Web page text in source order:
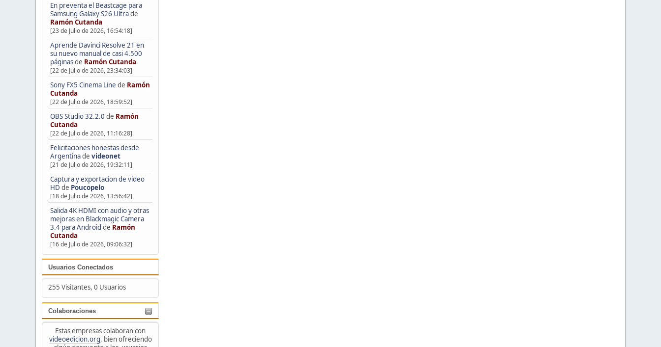
En preventa el Beastcage para
Samsung Galaxy S26 Ultrade
Ramón Cutanda
[23 de Julio de 2026, 16:54:18]
Aprende Davinci Resolve 21 en
su nuevo manual de casi 4.500
páginasde Ramón Cutanda
[22 de Julio de 2026, 23:34:03]
Sony FX5 Cinema Line de Ramón
Cutanda
[22 de Julio de 2026, 18:59:52]
OBS Studio 32.2.0 de Ramón
Cutanda
[22 de Julio de 2026, 11:16:28]
Felicitaciones honestas desde
Argentinade videonet
[21 de Julio de 2026, 19:32:11]
Captura y exportacion de video
HD de Poucopelo
[18 de Julio de 2026, 13:56:42]
Salida 4K HDMI con audio y otras
mejoras en Blackmagic Camera
3.4 para Android de Ramón
Cutanda
[16 de Julio de 2026, 09:06:32]
Usuarios Conectados
255 Visitantes, 0 Usuarios
Colaboraciones
Estas empresas colaboran con
videoedicion.org, bien ofreciendo